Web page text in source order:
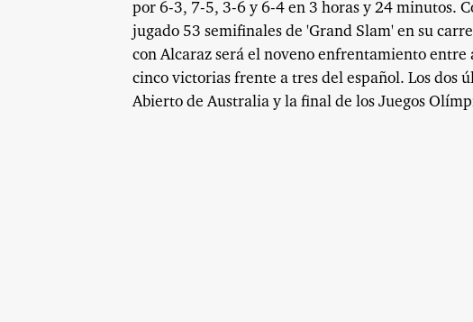
por 6-3, 7-5, 3-6 y 6-4 en 3 horas y 24 minutos.
jugado 53 semifinales de 'Grand Slam' en su
con Alcaraz será el noveno enfrentamiento
cinco victorias frente a tres del español. Los dos
Abierto de Australia y la final de los Juegos